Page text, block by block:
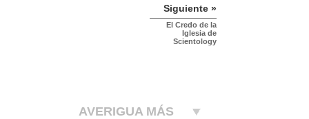
Siguiente »
El Credo de la
Iglesia de
Scientology
AVERIGUA MÁS